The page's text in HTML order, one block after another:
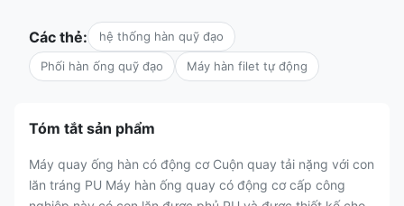
Các thẻ: hệ thống hàn quỹ đạo
Phối hàn ống quỹ đạo Máy hàn filet tự động
Tóm tắt sản phẩm
Máy quay ống hàn có động cơ Cuộn quay tải nặng với con
lăn tráng PU Máy hàn ống quay có động cơ cấp công